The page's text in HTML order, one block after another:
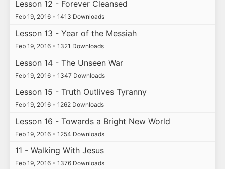
Lesson 12 - Forever Cleansed
Feb 19, 2016 • 1413 Downloads
Lesson 13 - Year of the Messiah
Feb 19, 2016 • 1321 Downloads
Lesson 14 - The Unseen War
Feb 19, 2016 • 1347 Downloads
Lesson 15 - Truth Outlives Tyranny
Feb 19, 2016 • 1262 Downloads
Lesson 16 - Towards a Bright New World
Feb 19, 2016 • 1254 Downloads
11 - Walking With Jesus
Feb 19, 2016 • 1376 Downloads